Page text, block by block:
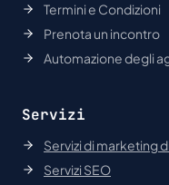
Termini e Condizioni
Prenota un incontro
Automazione degli
Servizi
Servizi di marketing
Servizi SEO